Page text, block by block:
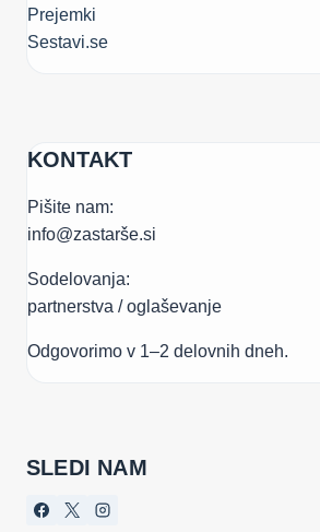
Prejemki
Sestavi.se
KONTAKT
Pišite nam:
info@zastarše.si
Sodelovanja:
partnerstva / oglaševanje
Odgovorimo v 1–2 delovnih dneh.
SLEDI NAM